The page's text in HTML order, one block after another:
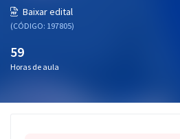
Questões grátis
Blog
Baixar edital
(CÓDIGO: 197805)
59
Horas de aula